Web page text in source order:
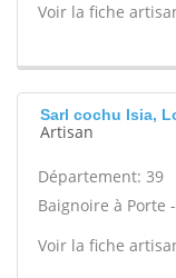
Voir la fiche
Sarl cochu Isia,
Artisan
Département: 39
Baignoire à Porte -
Voir la fiche